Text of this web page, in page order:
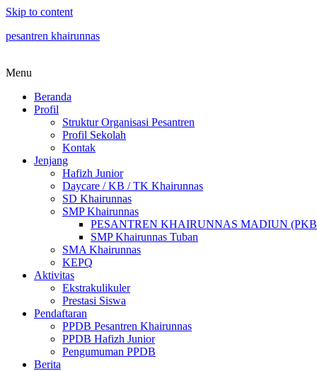
Skip to content
pesantren khairunnas
Menu
Beranda
Profil
Struktur Organisasi Pesantren
Profil Sekolah
Kontak
Jenjang
Hafizh Junior
Daycare / KB / TK Khairunnas
SD Khairunnas
SMP Khairunnas
PESANTREN KHAIRUNNAS MADIUN
SMP Khairunnas Tuban
SMA Khairunnas
KEPQ
Aktivitas
Ekstrakulikuler
Prestasi Siswa
Pendaftaran
PPDB Pesantren Khairunnas
PPDB Hafizh Junior
Pengumuman PPDB
Berita